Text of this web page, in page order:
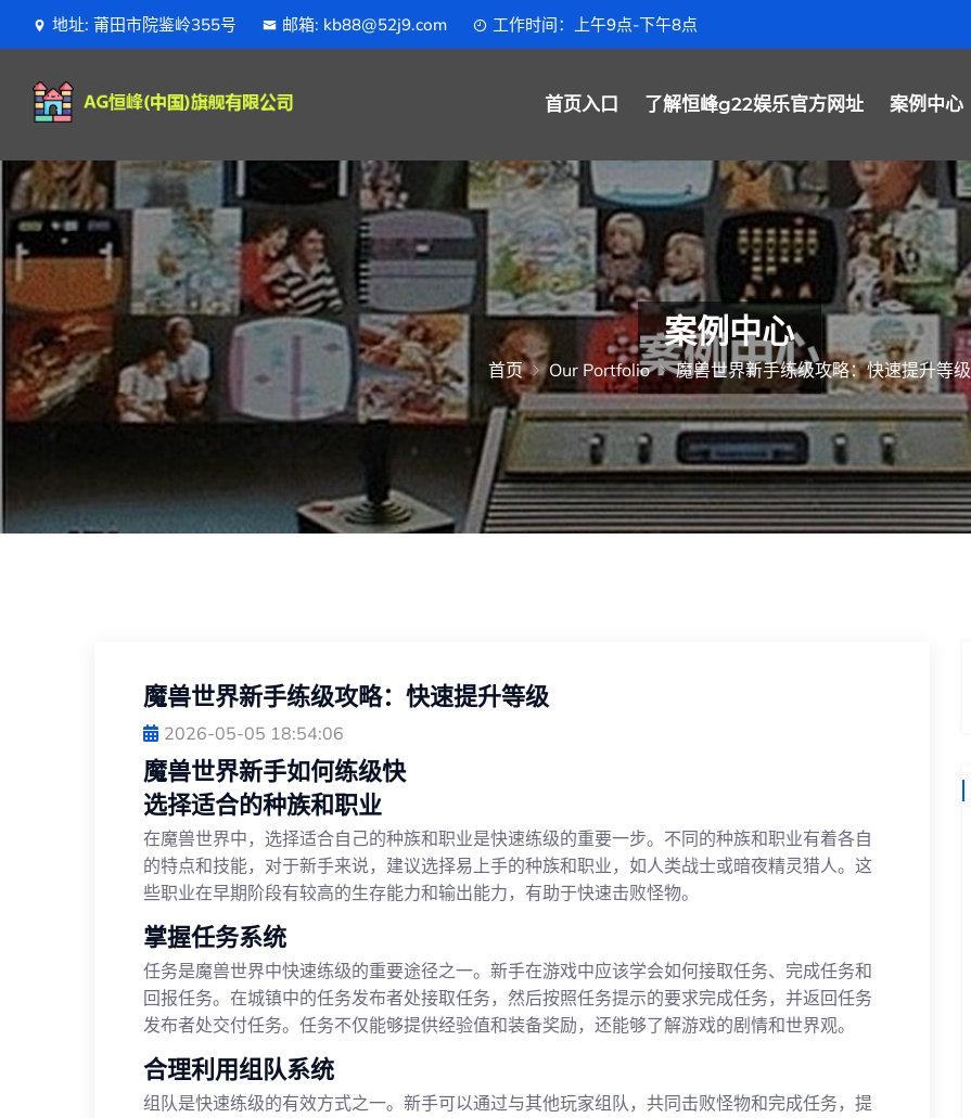
地址: 莆田市院鉴岭355号 邮箱: kb88@52j9.com 工作时间：上午9点-下午8点
首页入口 了解恒峰g22娱乐官方网址 案例中心
案例中心
首页 Our Portfolio 魔兽世界新手练级攻略：快速提升等级
魔兽世界新手练级攻略：快速提升等级
2026-05-05 18:54:06
魔兽世界新手如何练级快
选择适合的种族和职业
在魔兽世界中，选择适合自己的种族和职业是快速练级的重要一步。不同的种族和职业有着各自
的特点和技能，对于新手来说，建议选择易上手的种族和职业，如人类战士或暗夜精灵猎人。这
些职业在早期阶段有较高的生存能力和输出能力，有助于快速击败怪物。
掌握任务系统
任务是魔兽世界中快速练级的重要途径之一。新手在游戏中应该学会如何接取任务、完成任务和
回报任务。在城镇中的任务发布者处接取任务，然后按照任务提示的要求完成任务，并返回任务
发布者处交付任务。任务不仅能够提供经验值和装备奖励，还能够了解游戏的剧情和世界观。
合理利用组队系统
组队是快速练级的有效方式之一。新手可以通过与其他玩家组队，共同击败怪物和完成任务，提